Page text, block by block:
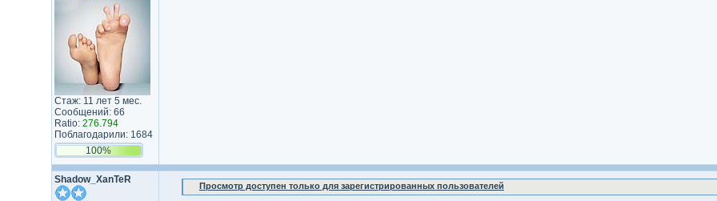
Стаж: 11 лет 5 мес.
Сообщений: 66
Ratio: 276.794
Поблагодарили: 1684
100%
Shadow_XanTeR
Просмотр доступен только для зарегистрированных пользователей